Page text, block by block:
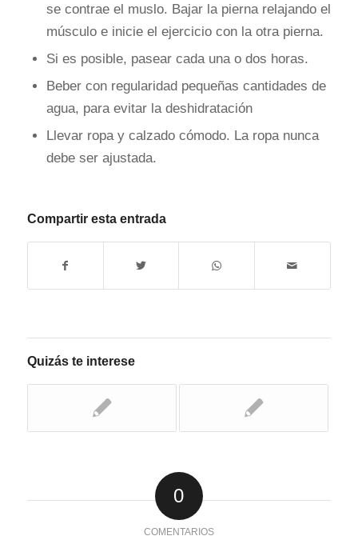
se contrae el muslo. Bajar la pierna relajando el
músculo e inicie el ejercicio con la otra pierna.
Si es posible, pasear cada una o dos horas.
Beber con regularidad pequeñas cantidades de
agua, para evitar la deshidratación
Llevar ropa y calzado cómodo. La ropa nunca
debe ser ajustada.
Compartir esta entrada
Quizás te interese
0
COMENTARIOS